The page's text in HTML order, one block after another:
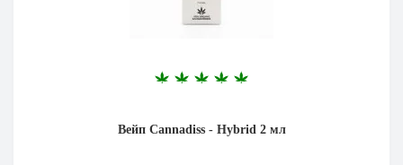
Вейп Cannadiss - Hybrid 2 мл